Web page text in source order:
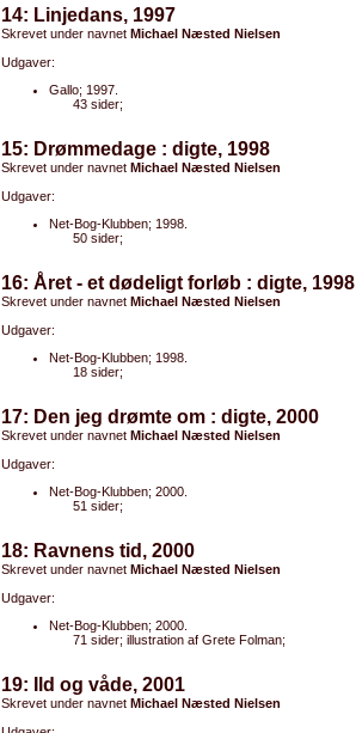
14: Linjedans, 1997
Skrevet under navnet Michael Næsted Nielsen
Udgaver:
Gallo; 1997.
43 sider;
15: Drømmedage : digte, 1998
Skrevet under navnet Michael Næsted Nielsen
Udgaver:
Net-Bog-Klubben; 1998.
50 sider;
16: Året - et dødeligt forløb : digte, 1998
Skrevet under navnet Michael Næsted Nielsen
Udgaver:
Net-Bog-Klubben; 1998.
18 sider;
17: Den jeg drømte om : digte, 2000
Skrevet under navnet Michael Næsted Nielsen
Udgaver:
Net-Bog-Klubben; 2000.
51 sider;
18: Ravnens tid, 2000
Skrevet under navnet Michael Næsted Nielsen
Udgaver:
Net-Bog-Klubben; 2000.
71 sider; illustration af Grete Folman;
19: Ild og våde, 2001
Skrevet under navnet Michael Næsted Nielsen